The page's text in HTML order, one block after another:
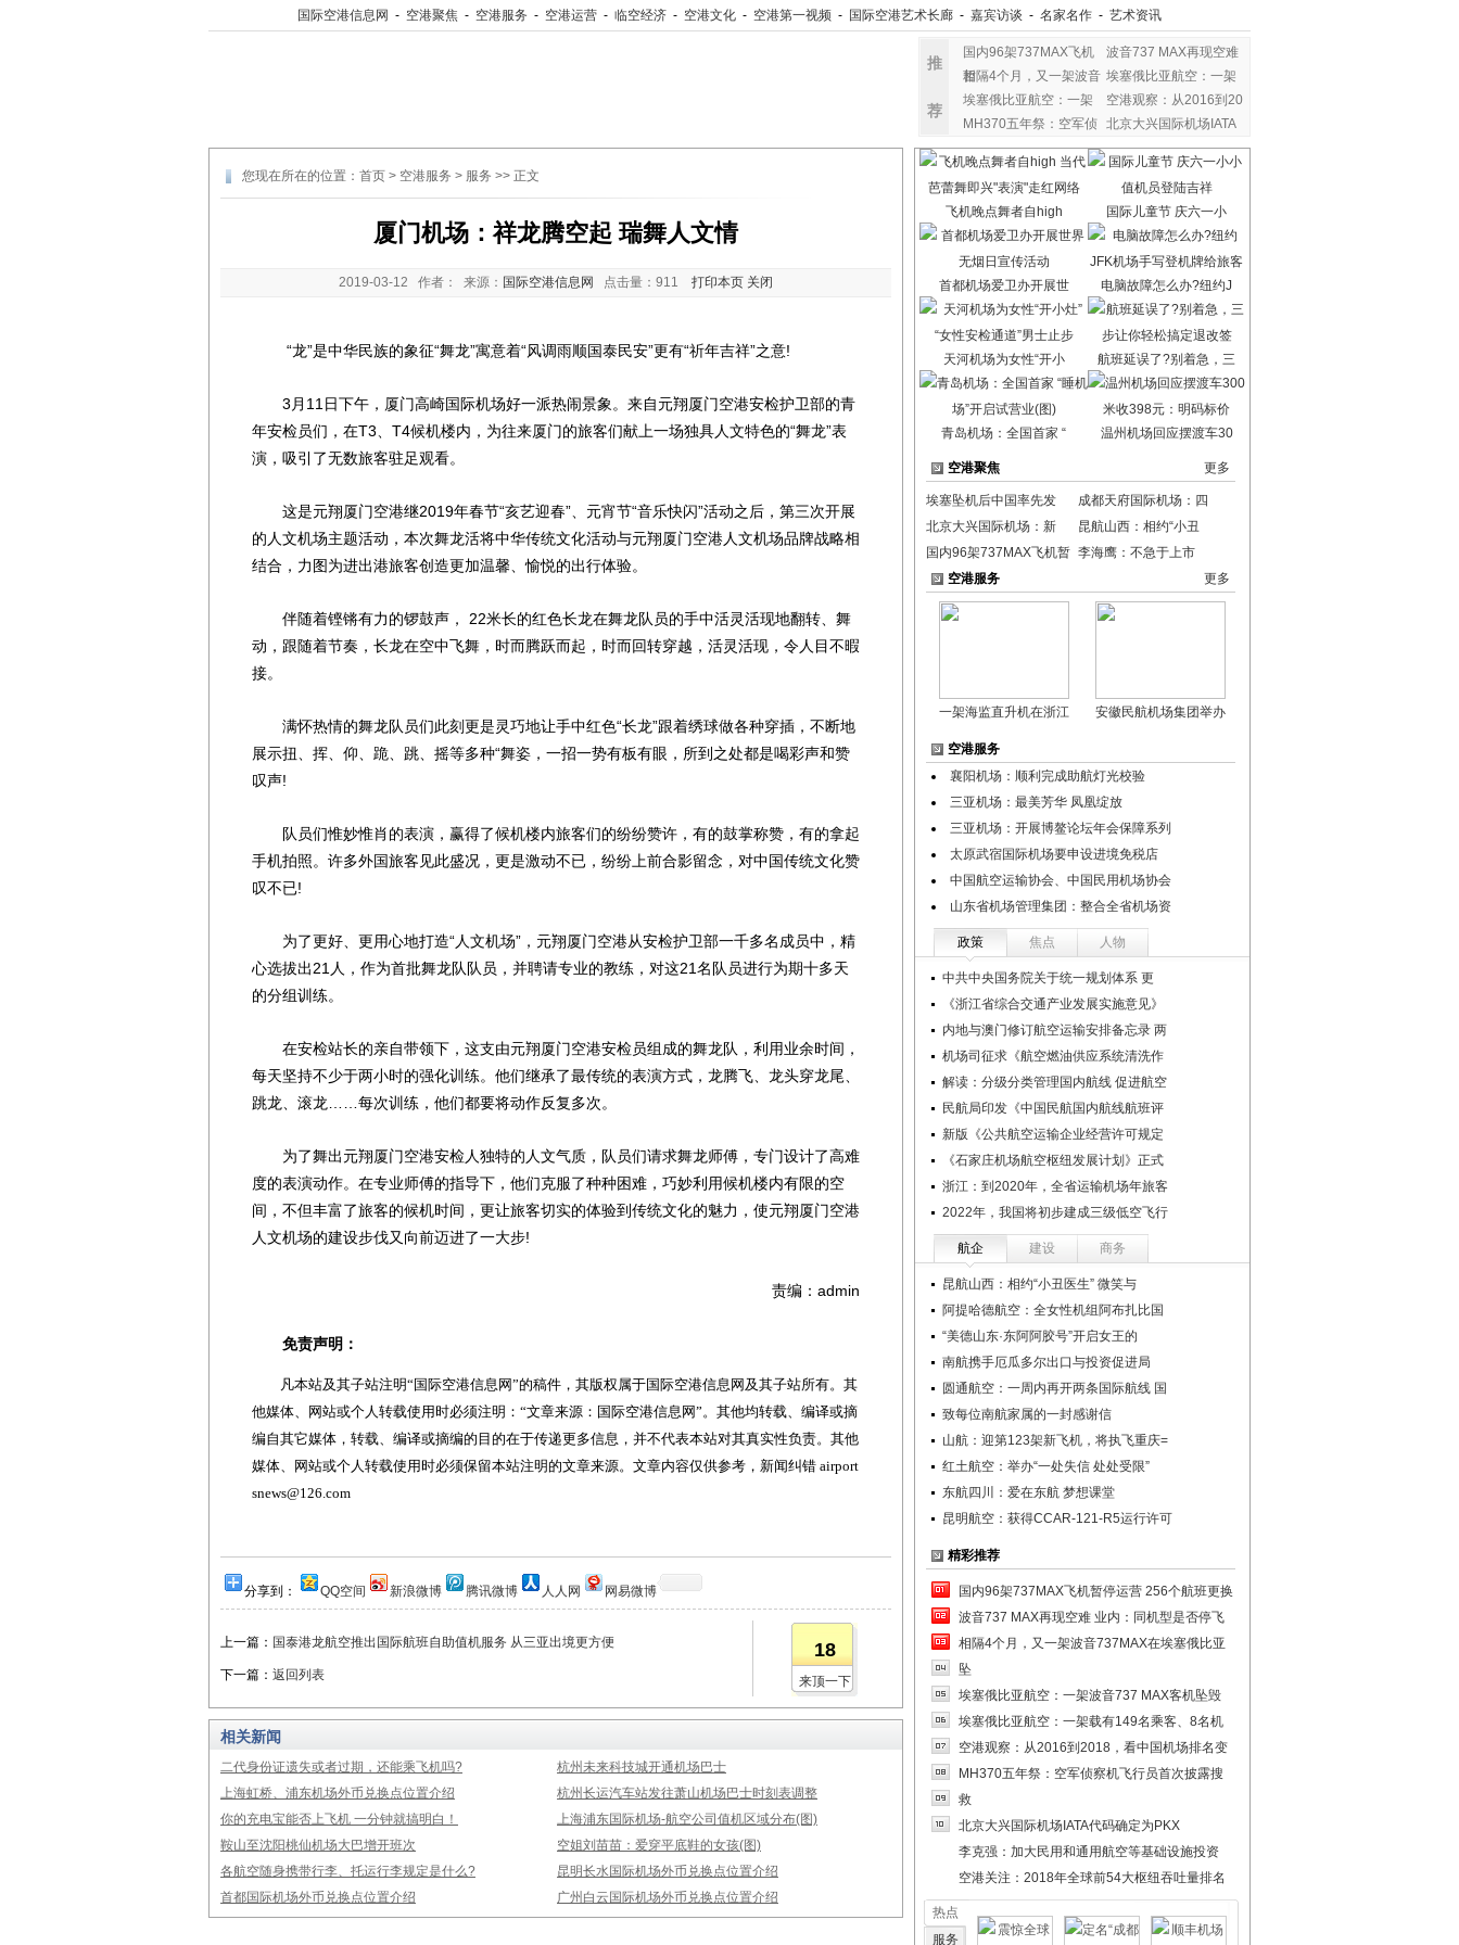
国际空港信息网 - 空港聚焦 - 空港服务 - 空港运营 - 临空经济 - 空港文化 - 空港第一视频 - 国际空港艺术长廊 - 嘉宾访谈 - 名家名作 - 艺术资讯
推
荐
国内96架737MAX飞机
暂
波音737 MAX再现空难
相隔4个月，又一架波音 埃塞俄比亚航空：一架
埃塞俄比亚航空：一架
空港观察：从2016到20
MH370五年祭：空军侦
察
北京大兴国际机场IATA
您现在所在的位置： 首页 > 空港服务 > 服务 >> 正文
厦门机场：祥龙腾空起 瑞舞人文情
2019-03-12 作者： 来源： 国际空港信息网 点击量： 911 打印本页 关闭
“龙”是中华民族的象征“舞龙”寓意着“风调雨顺国泰民安”更有“祈年吉祥”之意!
3月11日下午，厦门高崎国际机场好一派热闹景象。来自元翔厦门空港安检护卫部的青
年安检员们，在T3、T4候机楼内，为往来厦门的旅客们献上一场独具人文特色的“舞龙”表
演，吸引了无数旅客驻足观看。
这是元翔厦门空港继2019年春节“亥艺迎春”、元宵节“音乐快闪”活动之后，第三次开展
的人文机场主题活动，本次舞龙活将中华传统文化活动与元翔厦门空港人文机场品牌战略相
结合，力图为进出港旅客创造更加温馨、愉悦的出行体验。
伴随着铿锵有力的锣鼓声， 22米长的红色长龙在舞龙队员的手中活灵活现地翻转、舞
动，跟随着节奏，长龙在空中飞舞，时而腾跃而起，时而回转穿越，活灵活现，令人目不暇
接。
满怀热情的舞龙队员们此刻更是灵巧地让手中红色“长龙”跟着绣球做各种穿插，不断地
展示扭、挥、仰、跪、跳、摇等多种“舞姿，一招一势有板有眼，所到之处都是喝彩声和赞
叹声!
队员们惟妙惟肖的表演，赢得了候机楼内旅客们的纷纷赞许，有的鼓掌称赞，有的拿起
手机拍照。许多外国旅客见此盛况，更是激动不已，纷纷上前合影留念，对中国传统文化赞
叹不已!
为了更好、更用心地打造“人文机场”，元翔厦门空港从安检护卫部一千多名成员中，精
心选拔出21人，作为首批舞龙队队员，并聘请专业的教练，对这21名队员进行为期十多天
的分组训练。
在安检站长的亲自带领下，这支由元翔厦门空港安检员组成的舞龙队，利用业余时间，
每天坚持不少于两小时的强化训练。他们继承了最传统的表演方式，龙腾飞、龙头穿龙尾、
跳龙、滚龙……每次训练，他们都要将动作反复多次。
为了舞出元翔厦门空港安检人独特的人文气质，队员们请求舞龙师傅，专门设计了高难
度的表演动作。在专业师傅的指导下，他们克服了种种困难，巧妙利用候机楼内有限的空
间，不但丰富了旅客的候机时间，更让旅客切实的体验到传统文化的魅力，使元翔厦门空港
人文机场的建设步伐又向前迈进了一大步!
责编：admin
免责声明：
凡本站及其子站注明“国际空港信息网”的稿件，其版权属于国际空港信息网及其子站所有。其
他媒体、网站或个人转载使用时必须注明：“文章来源：国际空港信息网”。其他均转载、编译或摘
编自其它媒体，转载、编译或摘编的目的在于传递更多信息，并不代表本站对其真实性负责。其他
媒体、网站或个人转载使用时必须保留本站注明的文章来源。文章内容仅供参考，新闻纠错 airport
snews@126.com
分享到： QQ空间 新浪微博 腾讯微博 人人网 网易微博
上一篇： 国泰港龙航空推出国际航班自助值机服务 从三亚出境更方便
下一篇： 返回列表
18
来顶一下
相关新闻
二代身份证遗失或者过期，还能乘飞机吗?
杭州未来科技城开通机场巴士
上海虹桥、浦东机场外币兑换点位置介绍
杭州长运汽车站发往萧山机场巴士时刻表调整
你的充电宝能否上飞机 一分钟就搞明白！
上海浦东国际机场-航空公司值机区域分布(图)
鞍山至沈阳桃仙机场大巴增开班次
空姐刘苗苗：爱穿平底鞋的女孩(图)
各航空随身携带行李、托运行李规定是什么?
昆明长水国际机场外币兑换点位置介绍
首都国际机场外币兑换点位置介绍
广州白云国际机场外币兑换点位置介绍
飞机晚点舞者自high 国际儿童节 庆六一小
首都机场爱卫办开展世 电脑故障怎么办?纽约J
天河机场为女性“开小 航班延误了?别着急，三
青岛机场：全国首家 “ 温州机场回应摆渡车30
空港聚焦 更多
埃塞坠机后中国率先发
成都天府国际机场：四
北京大兴国际机场：新
昆航山西：相约“小丑
国内96架737MAX飞机暂 李海鹰：不急于上市
空港服务
更多
一架海监直升机在浙江 安徽民航机场集团举办
空港服务
襄阳机场：顺利完成助航灯光校验
三亚机场：最美芳华 凤凰绽放
三亚机场：开展博鳌论坛年会保障系列
太原武宿国际机场要申设进境免税店
中国航空运输协会、中国民用机场协会
山东省机场管理集团：整合全省机场资
政策 焦点 人物
中共中央国务院关于统一规划体系 更
《浙江省综合交通产业发展实施意见》
内地与澳门修订航空运输安排备忘录 两
机场司征求《航空燃油供应系统清洗作
解读：分级分类管理国内航线 促进航空
民航局印发《中国民航国内航线航班评
新版《公共航空运输企业经营许可规定
《石家庄机场航空枢纽发展计划》正式
浙江：到2020年，全省运输机场年旅客
2022年，我国将初步建成三级低空飞行
航企 建设 商务
昆航山西：相约“小丑医生” 微笑与
阿提哈德航空：全女性机组阿布扎比国
“美德山东·东阿阿胶号”开启女王的
南航携手厄瓜多尔出口与投资促进局
圆通航空：一周内再开两条国际航线 国
致每位南航家属的一封感谢信
山航：迎第123架新飞机，将执飞重庆=
红土航空：举办“一处失信 处处受限”
东航四川：爱在东航 梦想课堂
昆明航空：获得CCAR-121-R5运行许可
精彩推荐
国内96架737MAX飞机暂停运营 256个航班更换
波音737 MAX再现空难 业内：同机型是否停飞
相隔4个月，又一架波音737MAX在埃塞俄比亚
坠
埃塞俄比亚航空：一架波音737 MAX客机坠毁
埃塞俄比亚航空：一架载有149名乘客、8名机
空港观察：从2016到2018，看中国机场排名变
MH370五年祭：空军侦察机飞行员首次披露搜
救
北京大兴国际机场IATA代码确定为PKX
李克强：加大民用和通用航空等基础设施投资
空港关注：2018年全球前54大枢纽吞吐量排名
热点
服务